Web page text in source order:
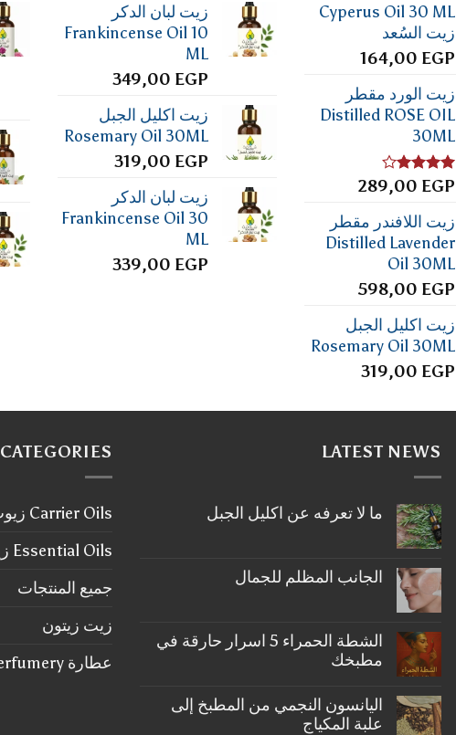
Cyperus Oil 30 ML
زيت السُعد
164,00 EGP
زيت الورد مقطر
Distilled ROSE OIL
30ML
تم
من
5
289,00 EGP
زيت اللافندر مقطر
Distilled Lavender
Oil 30ML
598,00 EGP
زيت اكليل الجبل
Rosemary Oil 30ML
319,00 EGP
زيت لبان الدكر
Frankincense Oil 10
ML
349,00 EGP
زيت اكليل الجبل
Rosemary Oil 30ML
319,00 EGP
زيت لبان الدكر
Frankincense Oil 30
ML
339,00 EGP
LATEST NEWS
ما لا تعرفه عن اكليل الجبل
على
ما
اكليل
الجبل
الجانب المظلم للجمال
على
الجانب
المظلم
للجمال
الشطة الحمراء 5 اسرار حارقة في
مطبخك
تعليقات
على
الشطة
اليانسون النجمي من المطبخ إلى
علبة المكياج
CATEGORIES
Carrier Oils زيوت حاملة
Essential Oils زيوت عطرية اساسية
جميع المنتجات
زيت زيتون
عطارة Perfumery